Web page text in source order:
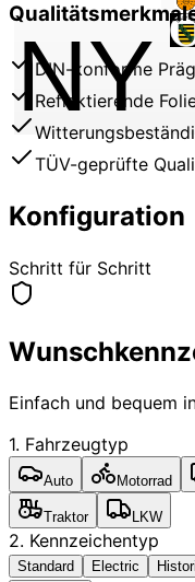
NY
DIN-konforme
Reflektierende
TÜV-geprüfte
Konfiguration
Schritt für Schritt
Einfach und bequem
1. Fahrzeugtyp
Auto Motorrad
Traktor LKW
2. Kennzeichentyp
Standard Electric